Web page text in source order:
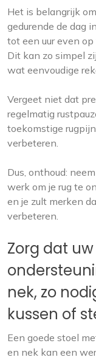
Het is belangrijk
gedurende de dag
tot een uur even
Dit kan zo simpel
wat eenvoudige
Vergeet niet dat
regelmatig
toekomstige
verbeteren.
Dus, onthoud:
werk om je rug te
en je zult merken
verbeteren.
Zorg dat
nek, zo
kussen of
Een goede stoel
en nek kan een